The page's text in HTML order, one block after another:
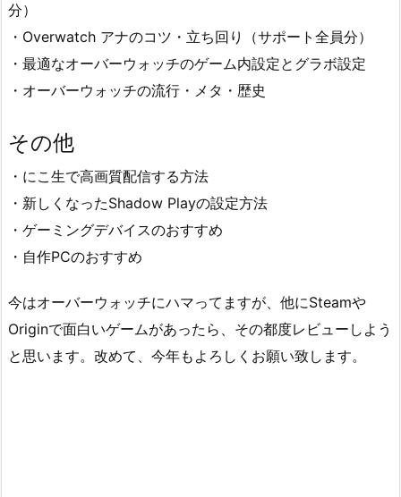
分）
・Overwatch アナのコツ・立ち回り（サポート全員分）
・最適なオーバーウォッチのゲーム内設定とグラボ設定
・オーバーウォッチの流行・メタ・歴史
その他
・にこ生で高画質配信する方法
・新しくなったShadow Playの設定方法
・ゲーミングデバイスのおすすめ
・自作PCのおすすめ
今はオーバーウォッチにハマってますが、他にSteamや
Originで面白いゲームがあったら、その都度レビューしよう
と思います。改めて、今年もよろしくお願い致します。